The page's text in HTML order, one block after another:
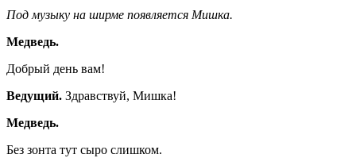
Под музыку на ширме появляется Мишка.
Медведь.
Добрый день вам!
Ведущий. Здравствуй, Мишка!
Медведь.
Без зонта тут сыро слишком.